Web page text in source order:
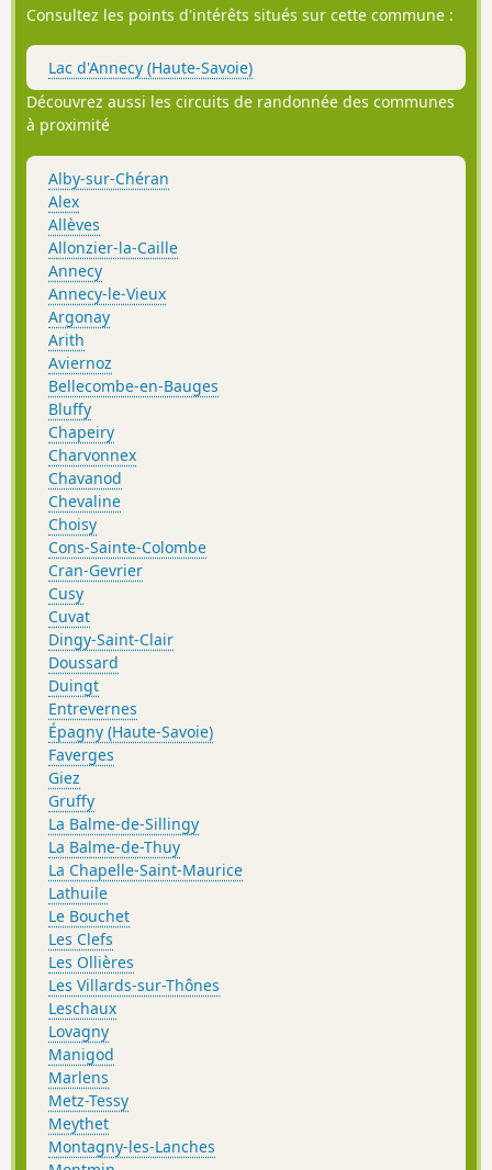
Consultez les points d'intérêts situés sur cette commune :
Lac d'Annecy (Haute-Savoie)
Découvrez aussi les circuits de randonnée des communes
à proximité
Alby-sur-Chéran
Alex
Allèves
Allonzier-la-Caille
Annecy
Annecy-le-Vieux
Argonay
Arith
Aviernoz
Bellecombe-en-Bauges
Bluffy
Chapeiry
Charvonnex
Chavanod
Chevaline
Choisy
Cons-Sainte-Colombe
Cran-Gevrier
Cusy
Cuvat
Dingy-Saint-Clair
Doussard
Duingt
Entrevernes
Épagny (Haute-Savoie)
Faverges
Giez
Gruffy
La Balme-de-Sillingy
La Balme-de-Thuy
La Chapelle-Saint-Maurice
Lathuile
Le Bouchet
Les Clefs
Les Ollières
Les Villards-sur-Thônes
Leschaux
Lovagny
Manigod
Marlens
Metz-Tessy
Meythet
Montagny-les-Lanches